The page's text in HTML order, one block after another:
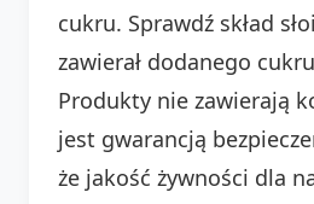
cukru. Sprawdź skład
zawierał dodanego
Produkty nie zawierają
jest gwarancją
że jakość żywności dla